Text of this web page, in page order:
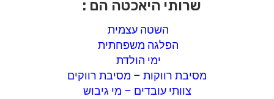
שרותי היאכטה הם :
השטה עצמית
הפלגה משפחתית
ימי הולדת
מסיבת רווקות – מסיבת רווקים
צוותי עובדים – מי גיבוש